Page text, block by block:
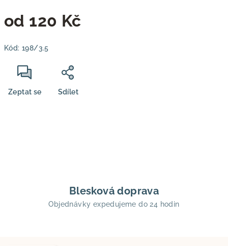
od 120 Kč
cena:
Kód: 198/3.5
Zeptat se Sdílet
Blesková doprava
Objednávky expedujeme do 24 hodin